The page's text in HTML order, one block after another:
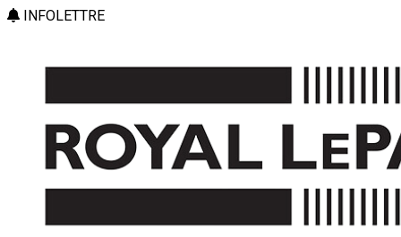
INFOLETTRE